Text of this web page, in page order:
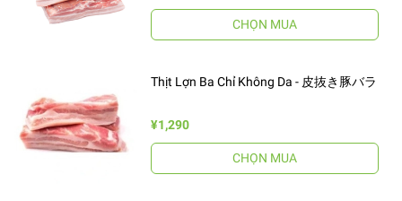
CHỌN MUA
Thịt Lợn Ba Chỉ Không Da - 皮抜き豚バラ
¥1,290
CHỌN MUA